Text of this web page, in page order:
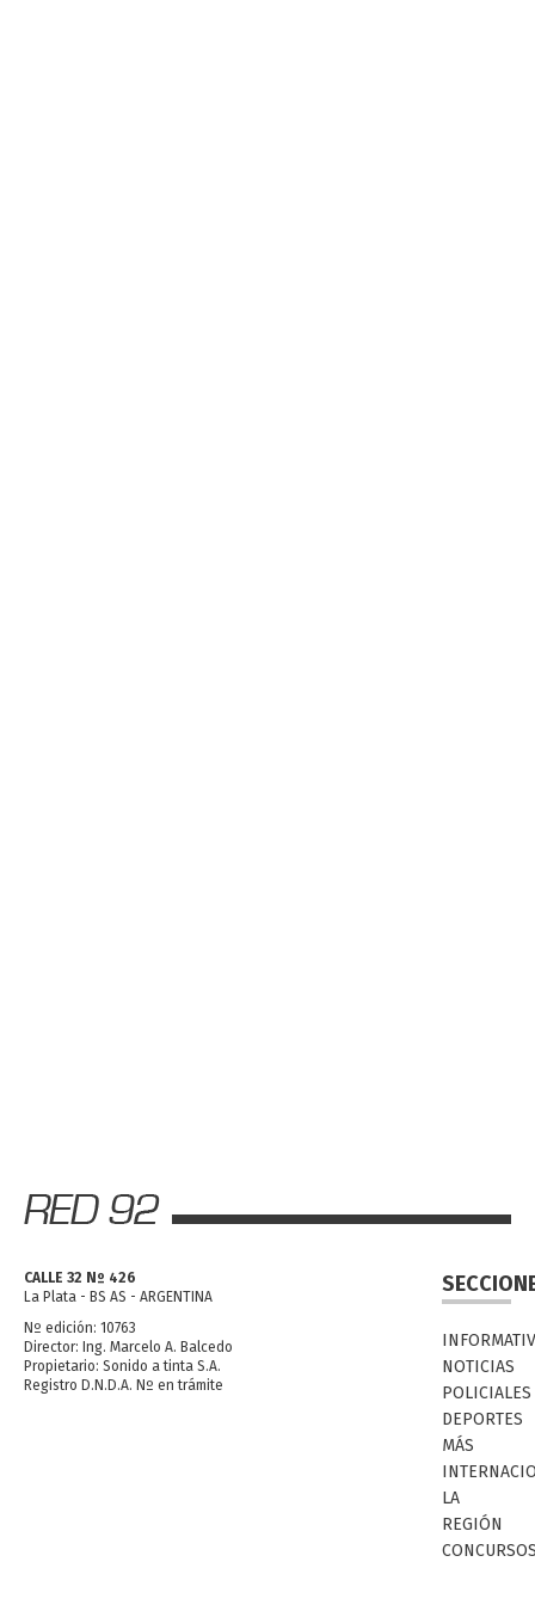
CALLE 32 Nº 426
La Plata - BS AS - ARGENTINA
Nº edición: 10763
Director: Ing. Marcelo A. Balcedo
Propietario: Sonido a tinta S.A.
Registro D.N.D.A. Nº en trámite
NOTICIAS
POLICIALES
DEPORTES
MÁS
LA
REGIÓN